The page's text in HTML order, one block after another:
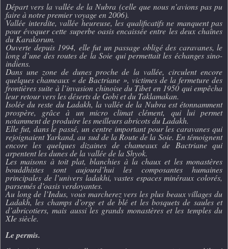
Départ vers la vallée de la Nubra (celle que nous n’avions pas pu
faire à notre premier voyage en 2006).
Vallée interdite, vallée heureuse, les qualificatifs ne manquent pas
pour évoquer cette superbe oasis encaissée entre les deux chaînes
du Karakorum.
Ouverte depuis 1994, elle fut un passage obligé des caravanes, le
long d’une des routes de la Soie qui permettait les échanges sino-
indiens.
Dans une zone de dunes proche de la vallée, circulent encore
quelques chameaux « de Bactriane », victimes de la fermeture des
frontières suite à l’invasion chinoise du Tibet en 1950 qui empêcha
leur retour vers les déserts de Gobi et du Taklamakan.
Isolée du reste du Ladakh, la vallée de la Nubra est étonnamment
prospère, grâce à un micro climat clément, qui lui permet
notamment de produire les meilleurs abricots du Ladakh.
Elle fut, dans le passé, un centre important pour les caravanes qui
rejoignaient Yarkand, au sud de la Route de la Soie. En témoignent
encore les quelques dizaines de chameaux de Bactriane qui
arpentent les dunes de la vallée de la Shyok.
Les maisons à toit plat, blanchies à la chaux et les monastères
bouddhistes sont aujourd’hui les composantes humaines
principales de l’univers ladakhi, vastes espaces minéraux colorés,
parsemés d’oasis verdoyantes.
Au long de l’Indus, vous marcherez vers les plus beaux villages du
Ladakh, les champs d’orge et de blé et les bosquets de saules et
d’abricotiers, mais aussi les grands monastères et les temples du
XIe siècle.
Le permis.